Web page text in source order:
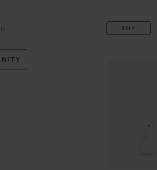
KÖP